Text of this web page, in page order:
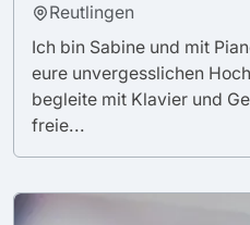
Reutlingen
Ich bin Sabine und mit
eure unvergesslichen
begleite mit Klavier und
freie...